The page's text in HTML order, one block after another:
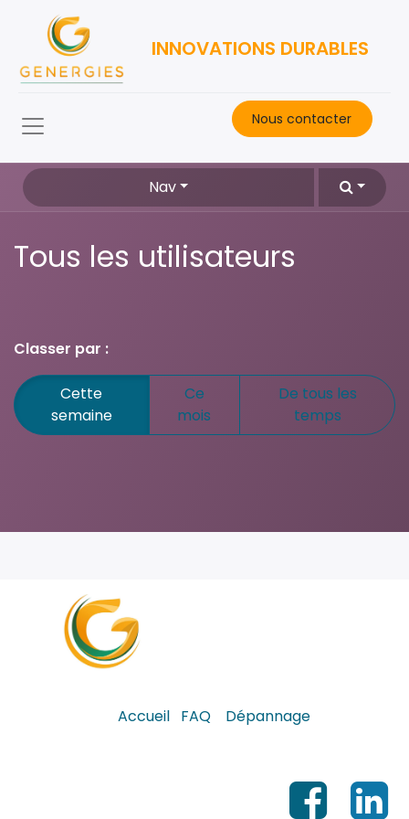
INNOVATIONS DURABLES
Nous contacter​
Nav
Tous les utilisateurs
Classer par :
Cette
semaine
Ce
mois
De tous les
temps
Accueil FAQ Dépannage